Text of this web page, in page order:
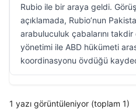
Rubio ile bir araya geldi.
açıklamada, Rubio’nun
arabuluculuk çabalarını
yönetimi ile ABD hükümeti
koordinasyonu övdüğü
1 yazı görüntüleniyor (toplam 1)